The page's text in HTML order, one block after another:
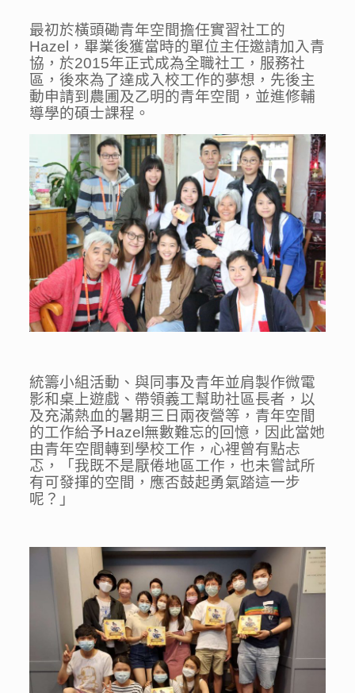
最初於橫頭磡青年空間擔任實習社工的
Hazel，畢業後獲當時的單位主任邀請加入青
協，於2015年正式成為全職社工，服務社
區，後來為了達成入校工作的夢想，先後主
動申請到農圃及乙明的青年空間，並進修輔
導學的碩士課程。
統籌小組活動、與同事及青年並肩製作微電
影和桌上遊戲、帶領義工幫助社區長者，以
及充滿熱血的暑期三日兩夜營等，青年空間
的工作給予Hazel無數難忘的回憶，因此當她
由青年空間轉到學校工作，心裡曾有點忐
忑，「我既不是厭倦地區工作，也未嘗試所
有可發揮的空間，應否鼓起勇氣踏這一步
呢？」